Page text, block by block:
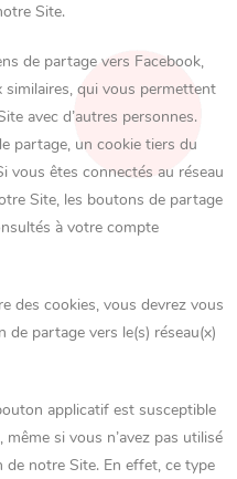
Site.
de partage vers Facebook,
qui vous permettent
avec d’autres personnes.
partage, un cookie tiers du
vous êtes connectés au réseau
Site, les boutons de partage
à votre compte
des cookies, vous devrez vous
partage vers le(s) réseau(x)
applicatif est susceptible
si vous n’avez pas utilisé
notre Site. En effet, ce type